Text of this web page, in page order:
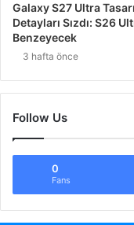
Galaxy S27 Ultra
Detayları Sızdı: S26
Benzeyecek
3 hafta önce
Follow Us
0
Fans